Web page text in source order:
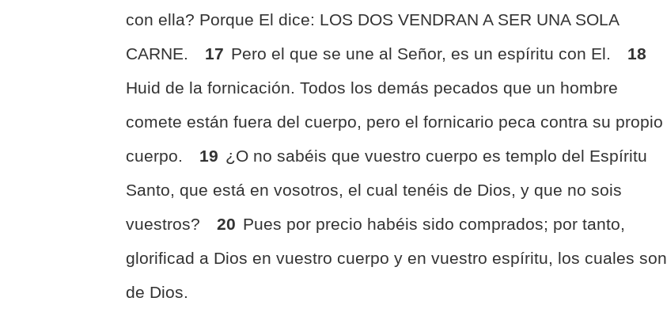
con ella? Porque El dice: LOS DOS VENDRAN A SER UNA SOLA
CARNE.
17 Pero el que se une al Señor, es un espíritu con El.
18
Huid de la fornicación. Todos los demás pecados que un hombre
comete están fuera del cuerpo, pero el fornicario peca contra su propio
cuerpo.
19 ¿O no sabéis que vuestro cuerpo es templo del Espíritu
Santo, que está en vosotros, el cual tenéis de Dios, y que no sois
vuestros?
20 Pues por precio habéis sido comprados; por tanto,
glorificad a Dios en vuestro cuerpo y en vuestro espíritu, los cuales son
de Dios.